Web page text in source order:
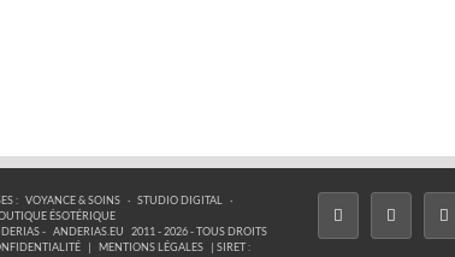
: VOYANCE & SOINS · STUDIO DIGITAL ·
ÉSOTÉRIQUE
- ANDERIAS.EU
2011 - 2026 - TOUS DROITS
MENTIONS LÉGALES
| SIRET :